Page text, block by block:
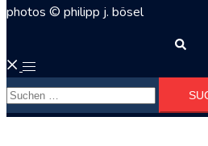
photos © philipp j. bösel
Menü
umschalten
Suchen
nach: